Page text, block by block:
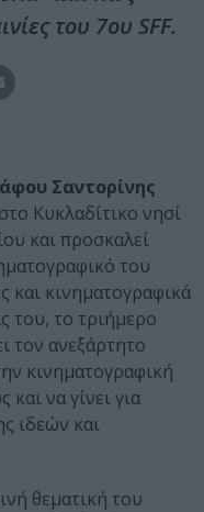
του 7ου SFF.
Σαντορίνης
Κυκλαδίτικο νησί
και προσκαλεί
του
και κινηματογραφικά
του, το τριήμερο
τον ανεξάρτητο
κινηματογραφική
να γίνει για
ιδεών και
θεματική του